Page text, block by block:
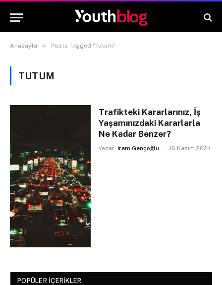
Anasayfa » Posts Tagged "Tutum"
TUTUM
Trafikteki Kararlarınız, İş
Yaşamınızdaki Kararlarla
Ne Kadar Benzer?
Yazar: İrem Gençoğlu 16 Kasım 2024
POPÜLER İÇERIKLER